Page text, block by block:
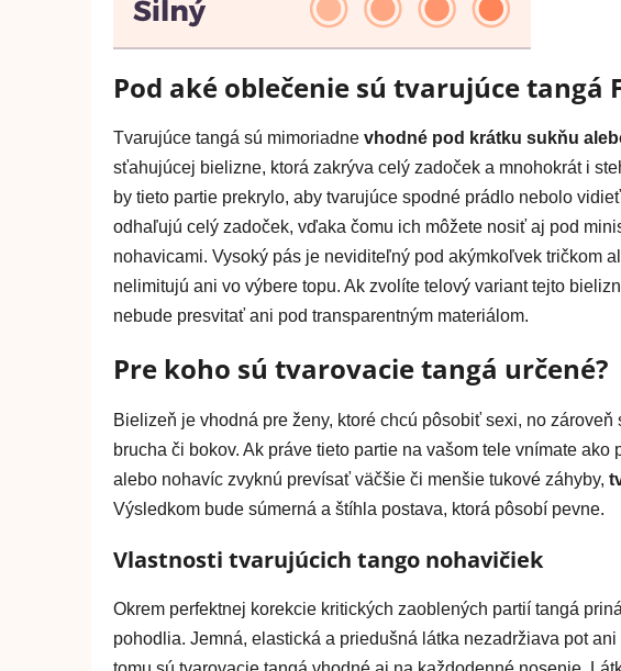
Pod aké oblečenie sú tvarujúce tangá
Tvarujúce tangá sú mimoriadne vhodné pod krátku sukňu
sťahujúcej bielizne, ktorá zakrýva celý zadoček a mnohokrát i
by tieto partie prekrylo, aby tvarujúce spodné prádlo nebolo
odhaľujú celý zadoček, vďaka čomu ich môžete nosiť aj pod
nohavicami. Vysoký pás je neviditeľný pod akýmkoľvek tričkom
nelimitujú ani vo výbere topu. Ak zvolíte telový variant tejto
nebude presvitať ani pod transparentným materiálom.
Pre koho sú tvarovacie tangá určené?
Bielizeň je vhodná pre ženy, ktoré chcú pôsobiť sexi, no
brucha či bokov. Ak práve tieto partie na vašom tele vnímate
alebo nohavíc zvyknú prevísať väčšie či menšie tukové záhyby,
Výsledkom bude súmerná a štíhla postava, ktorá pôsobí pevne.
Vlastnosti tvarujúcich tango nohavičiek
Okrem perfektnej korekcie kritických zaoblených partií tangá
pohodlia. Jemná, elastická a priedušná látka nezadržiava pot